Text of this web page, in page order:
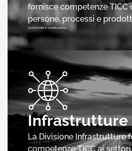
fornisce competenze TICC
persone, processi e
Conformità e certificazione
Infrastrutture
La Divisione Infrastrutture
competenze TICC ai